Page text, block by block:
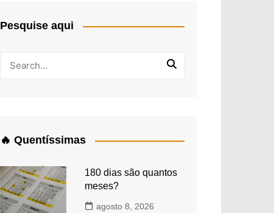
Pesquise aqui
🔥 Quentíssimas
180 dias são quantos
meses?
agosto 8, 2026